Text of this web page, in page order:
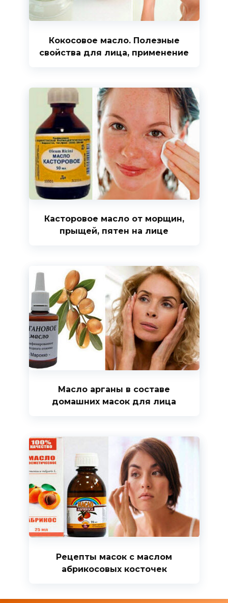
Кокосовое масло. Полезные
свойства для лица, применение
Касторовое масло от морщин,
прыщей, пятен на лице
Масло арганы в составе
домашних масок для лица
Рецепты масок с маслом
абрикосовых косточек